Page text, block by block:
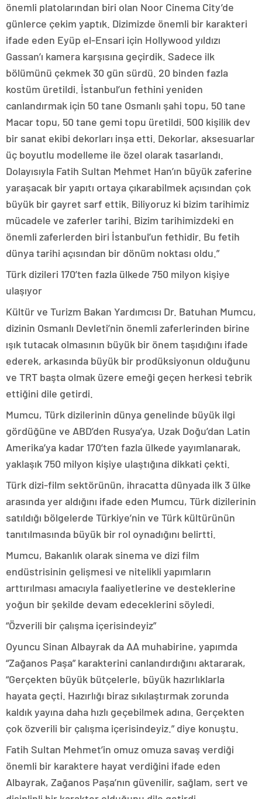
önemli platolarından biri olan Noor Cinema City’de
günlerce çekim yaptık. Dizimizde önemli bir karakteri
ifade eden Eyüp el-Ensari için Hollywood yıldızı
Gassan’ı kamera karşısına geçirdik. Sadece ilk
bölümünü çekmek 30 gün sürdü. 20 binden fazla
kostüm üretildi. İstanbul’un fethini yeniden
canlandırmak için 50 tane Osmanlı şahi topu, 50 tane
Macar topu, 50 tane gemi topu üretildi. 500 kişilik dev
bir sanat ekibi dekorları inşa etti. Dekorlar, aksesuarlar
üç boyutlu modelleme ile özel olarak tasarlandı.
Dolayısıyla Fatih Sultan Mehmet Han’ın büyük zaferine
yaraşacak bir yapıtı ortaya çıkarabilmek açısından çok
büyük bir gayret sarf ettik. Biliyoruz ki bizim tarihimiz
mücadele ve zaferler tarihi. Bizim tarihimizdeki en
önemli zaferlerden biri İstanbul’un fethidir. Bu fetih
dünya tarihi açısından bir dönüm noktası oldu.”
Türk dizileri 170’ten fazla ülkede 750 milyon kişiye
ulaşıyor
Kültür ve Turizm Bakan Yardımcısı Dr. Batuhan Mumcu,
dizinin Osmanlı Devleti’nin önemli zaferlerinden birine
ışık tutacak olmasının büyük bir önem taşıdığını ifade
ederek, arkasında büyük bir prodüksiyonun olduğunu
ve TRT başta olmak üzere emeği geçen herkesi tebrik
ettiğini dile getirdi.
Mumcu, Türk dizilerinin dünya genelinde büyük ilgi
gördüğüne ve ABD’den Rusya’ya, Uzak Doğu’dan Latin
Amerika’ya kadar 170’ten fazla ülkede yayımlanarak,
yaklaşık 750 milyon kişiye ulaştığına dikkati çekti.
Türk dizi-film sektörünün, ihracatta dünyada ilk 3 ülke
arasında yer aldığını ifade eden Mumcu, Türk dizilerinin
satıldığı bölgelerde Türkiye’nin ve Türk kültürünün
tanıtılmasında büyük bir rol oynadığını belirtti.
Mumcu, Bakanlık olarak sinema ve dizi film
endüstrisinin gelişmesi ve nitelikli yapımların
arttırılması amacıyla faaliyetlerine ve desteklerine
yoğun bir şekilde devam edeceklerini söyledi.
“Özverili bir çalışma içerisindeyiz”
Oyuncu Sinan Albayrak da AA muhabirine, yapımda
“Zağanos Paşa” karakterini canlandırdığını aktararak,
“Gerçekten büyük bütçelerle, büyük hazırlıklarla
hayata geçti. Hazırlığı biraz sıkılaştırmak zorunda
kaldık yayına daha hızlı geçebilmek adına. Gerçekten
çok özverili bir çalışma içerisindeyiz.” diye konuştu.
Fatih Sultan Mehmet’in omuz omuza savaş verdiği
önemli bir karaktere hayat verdiğini ifade eden
Albayrak, Zağanos Paşa’nın güvenilir, sağlam, sert ve